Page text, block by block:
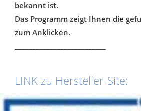
bekannt ist.
Das Programm zeigt Ihnen die
zum Anklicken.
LINK zu Hersteller-Site: